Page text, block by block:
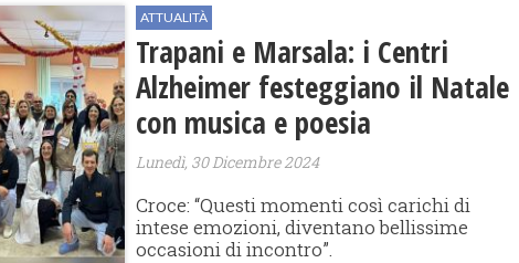
ATTUALITÀ
Trapani e Marsala: i Centri
Alzheimer festeggiano il Natale
con musica e poesia
Lunedì, 30 Dicembre 2024
Croce: “Questi momenti così carichi di
intese emozioni, diventano bellissime
occasioni di incontro”.